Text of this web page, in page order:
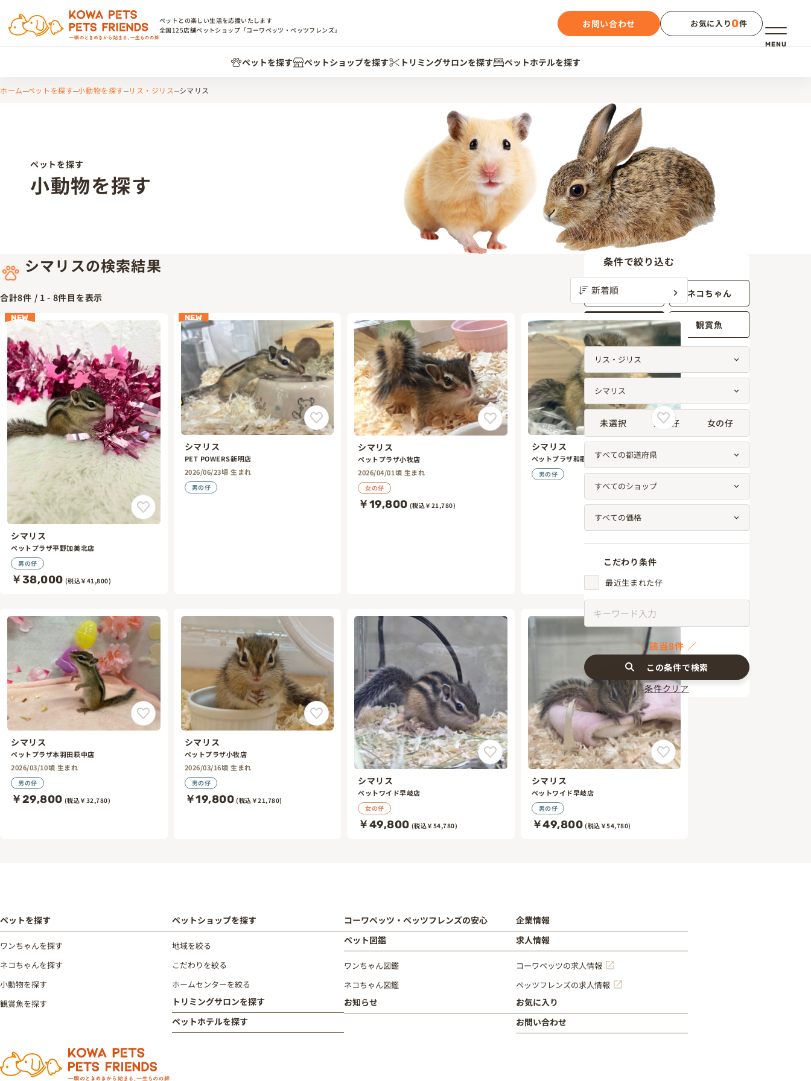
メニュー
MENU
ペットとの楽しい生活を応援いたします
全国125店舗ペットショップ「コーワペッツ・ペッツフレンズ」
お問い合わせ お気に入り0件
ペットを探す ペットショップを探す トリミングサロンを探す ペットホテルを探す
ホーム ペットを探す 小動物を探す リス・ジリス シマリス
ペットを探す
小動物を探す
シマリスの検索結果
合計8件 / 1 - 8件目を表示
NEW
シマリス
ペットプラザ平野加美北店
男の仔
￥38,000 (税込￥41,800)
NEW
シマリス
PET POWERS新明店
2026/06/23頃 生まれ
男の仔
シマリス
ペットプラザ小牧店
2026/04/01頃 生まれ
女の仔
￥19,800 (税込￥21,780)
シマリス
ペットプラザ和歌山中之島店
男の仔
シマリス
ペットプラザ本羽田萩中店
2026/03/10頃 生まれ
男の仔
￥29,800 (税込￥32,780)
シマリス
ペットプラザ小牧店
2026/03/16頃 生まれ
男の仔
￥19,800 (税込￥21,780)
シマリス
ペットワイド早岐店
女の仔
￥49,800 (税込￥54,780)
シマリス
ペットワイド早岐店
男の仔
￥49,800 (税込￥54,780)
条件で絞り込む
ワンちゃん ネコちゃん
小動物 観賞魚
未選択 男の仔 女の仔
こだわり条件
最近生まれた仔
該当8件
この条件で検索
条件クリア
ペットを探す
ワンちゃんを探す
ネコちゃんを探す
小動物を探す
観賞魚を探す
ペットショップを探す
地域を絞る
こだわりを絞る
ホームセンターを絞る
トリミングサロンを探す
ペットホテルを探す
コーワペッツ・ペッツフレンズの安心
ペット図鑑
ワンちゃん図鑑
ネコちゃん図鑑
お知らせ
企業情報
求人情報
コーワペッツの求人情報
ペッツフレンズの求人情報
お気に入り
お問い合わせ